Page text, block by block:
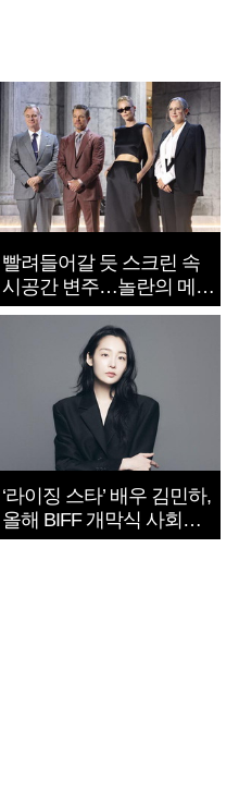
빨려들어갈 듯 스크린 속
시공간 변주…놀란의 메시
지는 ‘전쟁 속죄’
‘라이징 스타’ 배우 김민하,
올해 BIFF 개막식 사회자
확정